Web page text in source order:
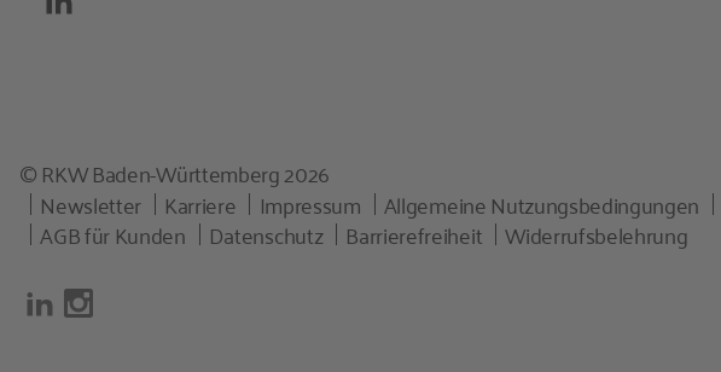
© RKW Baden-Württemberg 2026
Newsletter
Karriere Impressum Allgemeine Nutzungsbedingungen
AGB für Kunden Datenschutz Barrierefreiheit Widerrufsbelehrung